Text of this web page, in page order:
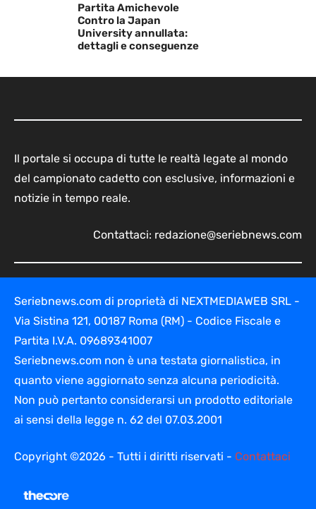
Partita Amichevole
Contro la Japan
University annullata:
dettagli e conseguenze
Il portale si occupa di tutte le realtà legate al mondo
del campionato cadetto con esclusive, informazioni e
notizie in tempo reale.
Contattaci: redazione@seriebnews.com
Seriebnews.com di proprietà di NEXTMEDIAWEB SRL -
Via Sistina 121, 00187 Roma (RM) - Codice Fiscale e
Partita I.V.A. 09689341007
Seriebnews.com non è una testata giornalistica, in
quanto viene aggiornato senza alcuna periodicità.
Non può pertanto considerarsi un prodotto editoriale
ai sensi della legge n. 62 del 07.03.2001
Copyright ©2026 - Tutti i diritti riservati - Contattaci